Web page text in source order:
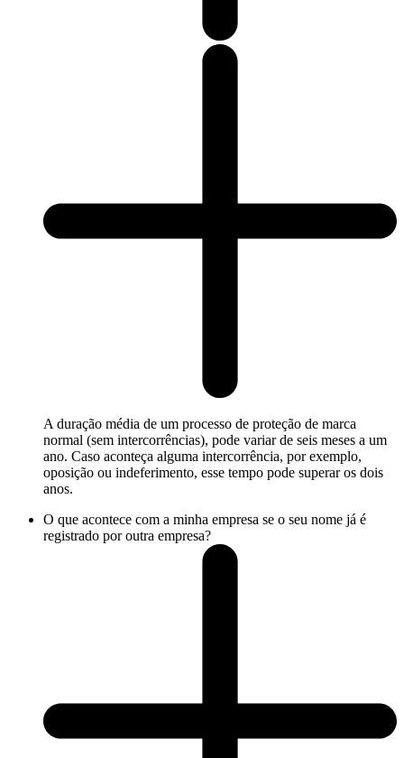
A duração média de um processo de proteção de marca
normal (sem intercorrências), pode variar de seis meses a um
ano. Caso aconteça alguma intercorrência, por exemplo,
oposição ou indeferimento, esse tempo pode superar os dois
anos.
O que acontece com a minha empresa se o seu nome já é
registrado por outra empresa?